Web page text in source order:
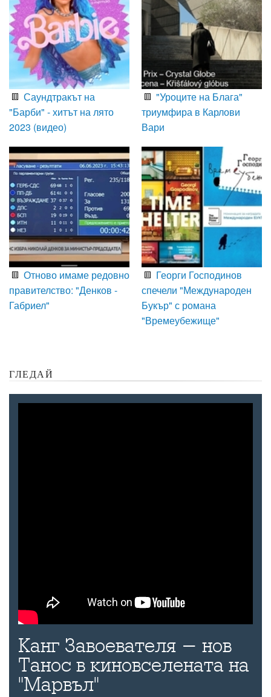
Саундтракът на
"Барби" - хитът на лято
2023 (видео)
"Уроците на Блага"
триумфира в Карлови
Вари
Отново имаме редовно
правителство: "Денков -
Габриел"
Георги Господинов
спечели "Международен
Букър" с романа
"Времеубежище"
ГЛЕДАЙ
Канг Завоевателя - нов
Танос в киновселената на
"Марвъл"